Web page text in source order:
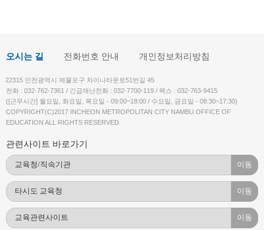
오시는 길 전화번호 안내 개인정보처리방침
22315 인천광역시 제물포구 차이나타운로51번길 45
전화 : 032-762-7361 / 긴급재난전화 : 032-7700-119 / 팩스 : 032-763-9415
([근무시간] 월요일, 화요일, 목요일 - 09:00~18:00 / 수요일, 금요일 - 08:30~17:30)
COPYRIGHT(C)2017 INCHEON METROPOLITAN CITY NAMBU OFFICE OF
EDUCATION ALL RIGHTS RESERVED.
관련사이트 바로가기
이동
이동
이동